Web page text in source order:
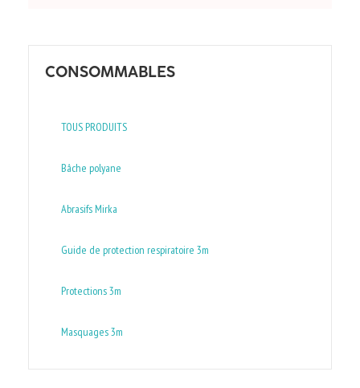
CONSOMMABLES
TOUS PRODUITS
Bâche polyane
Abrasifs Mirka
Guide de protection respiratoire 3m
Protections 3m
Masquages 3m